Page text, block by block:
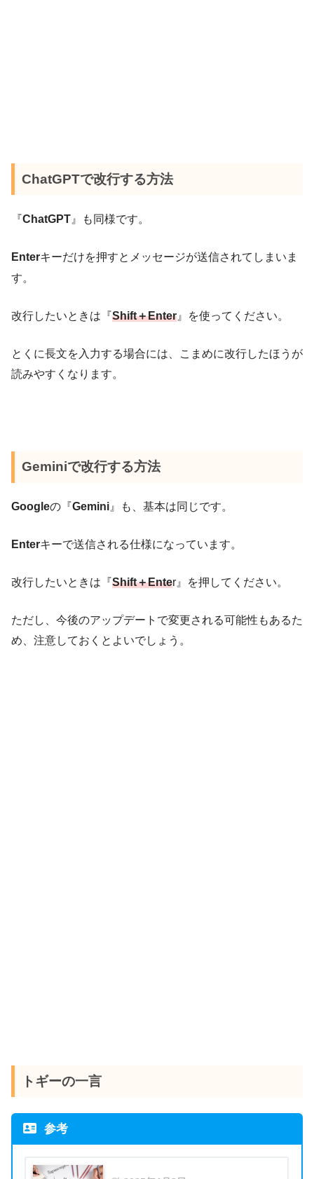
ChatGPTで改行する方法
『ChatGPT 』も同様です。
Enterキーだけを押すとメッセージが送信されてしまいま
す。
改行したいときは『Shift＋Enter 』を使ってください。
とくに長文を入力する場合には、こまめに改行したほうが
読みやすくなります。
Geminiで改行する方法
Googleの『Gemini 』も、基本は同じです。
Enterキーで送信される仕様になっています。
改行したいときは『Shift＋Enter』を押してください。
ただし、今後のアップデートで変更される可能性もあるた
め、注意しておくとよいでしょう。
トギーの一言
参考